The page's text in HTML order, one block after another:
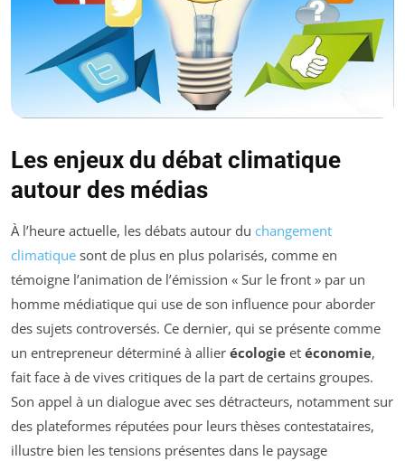
Les enjeux du débat climatique
autour des médias
À l’heure actuelle, les débats autour du changement
climatique sont de plus en plus polarisés, comme en
témoigne l’animation de l’émission « Sur le front » par un
homme médiatique qui use de son influence pour aborder
des sujets controversés. Ce dernier, qui se présente comme
un entrepreneur déterminé à allier écologie et économie,
fait face à de vives critiques de la part de certains groupes.
Son appel à un dialogue avec ses détracteurs, notamment sur
des plateformes réputées pour leurs thèses contestataires,
illustre bien les tensions présentes dans le paysage